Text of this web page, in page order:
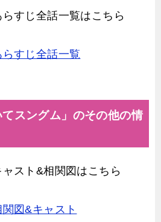
すじ全話一覧はこちら
すじ全話一覧
スングム」のその他の情
スト&相関図はこちら
図&キャスト